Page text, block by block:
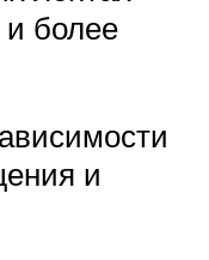
более
и